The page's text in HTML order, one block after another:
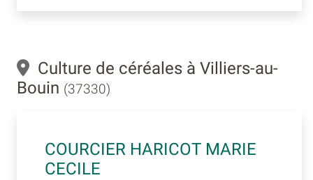
Culture de céréales à Villiers-au-
Bouin (37330)
COURCIER HARICOT MARIE
CECILE